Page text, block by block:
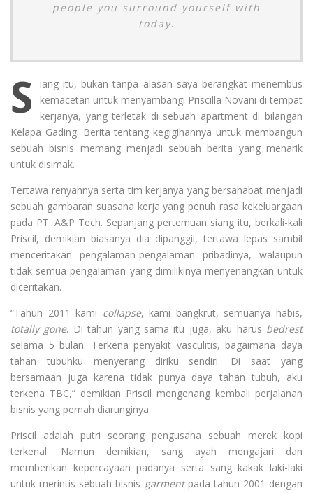
people you surround yourself with
today.
S
iang itu, bukan tanpa alasan saya berangkat menembus
kemacetan untuk menyambangi Priscilla Novani di tempat
kerjanya, yang terletak di sebuah apartment di bilangan
Kelapa Gading. Berita tentang kegigihannya untuk membangun
sebuah bisnis memang menjadi sebuah berita yang menarik
untuk disimak.
Tertawa renyahnya serta tim kerjanya yang bersahabat menjadi
sebuah gambaran suasana kerja yang penuh rasa kekeluargaan
pada PT. A&P Tech. Sepanjang pertemuan siang itu, berkali-kali
Priscil, demikian biasanya dia dipanggil, tertawa lepas sambil
menceritakan pengalaman-pengalaman pribadinya, walaupun
tidak semua pengalaman yang dimilikinya menyenangkan untuk
diceritakan.
“Tahun 2011 kami collapse, kami bangkrut, semuanya habis,
totally gone. Di tahun yang sama itu juga, aku harus bedrest
selama 5 bulan. Terkena penyakit vasculitis, bagaimana daya
tahan tubuhku menyerang diriku sendiri. Di saat yang
bersamaan juga karena tidak punya daya tahan tubuh, aku
terkena TBC,” demikian Priscil mengenang kembali perjalanan
bisnis yang pernah diarunginya.
Priscil adalah putri seorang pengusaha sebuah merek kopi
terkenal. Namun demikian, sang ayah mengajari dan
memberikan kepercayaan padanya serta sang kakak laki-laki
untuk merintis sebuah bisnis garmentpada tahun 2001 dengan